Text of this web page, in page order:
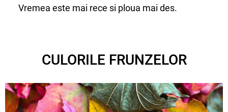
Vremea este mai rece si ploua mai des.
CULORILE FRUNZELOR